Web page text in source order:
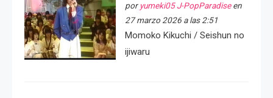
por yumeki05 J-PopParadiseen
27 marzo 2026 a las 2:51
Momoko Kikuchi / Seishun no
ijiwaru